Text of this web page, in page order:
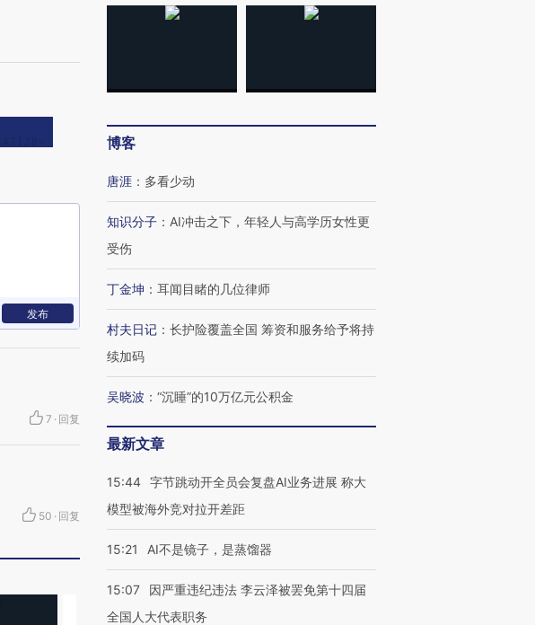
发布
7 · 回复
50 · 回复
博客
唐涯 ： 多看少动
知识分子 ： AI冲击之下，年轻人与高学历女性更
受伤
丁金坤 ： 耳闻目睹的几位律师
村夫日记 ： 长护险覆盖全国 筹资和服务给予将持
续加码
吴晓波 ： “沉睡”的10万亿元公积金
最新文章
15:44 字节跳动开全员会复盘AI业务进展 称大
模型被海外竞对拉开差距
15:21 AI不是镜子，是蒸馏器
15:07
因严重违纪违法 李云泽被罢免第十四届
全国人大代表职务